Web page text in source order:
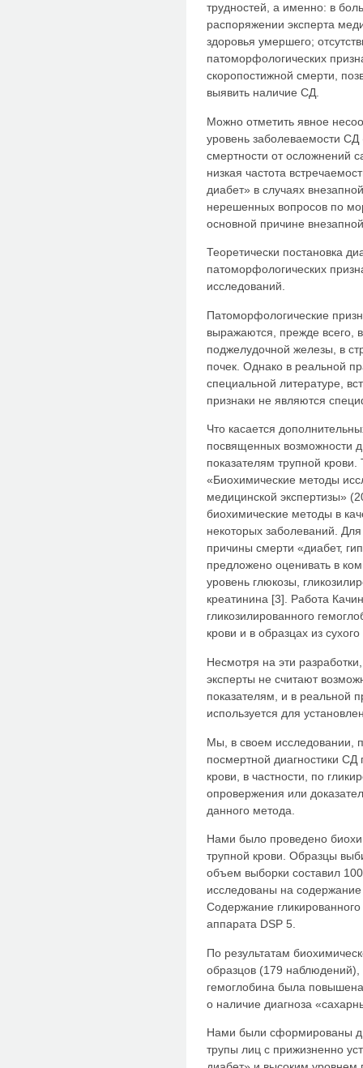
трудностей, а именно: в
распоряжении эксперта
здоровья умершего;
патоморфологических
скоропостижной смерти,
выявить наличие СД.
Можно отметить явное
уровень заболеваемости
смертности от осложнений
низкая частота
диабет» в случаях
нерешенных вопросов по
основной причине
Теоретически постановка
патоморфологических
исследований.
Патоморфологические
выражаются, прежде всего,
поджелудочной железы, в
почек. Однако в реальной
специальной литературе,
признаки не являются
Что касается
посвященных возможности
показателям трупной
«Биохимические методы
медицинской экспертизы»
биохимические методы в
некоторых заболеваний.
причины смерти «диабет,
предложено оценивать в
уровень глюкозы,
креатинина [3]. Работа
гликозилированного
крови и в образцах из
Несмотря на эти
эксперты не считают
показателям, и в реальной
используется для
Мы, в своем исследовании,
посмертной диагностики
крови, в частности, по
опровержения или
данного метода.
Нами было проведено
трупной крови. Образцы
объем выборки составил
исследованы на содержание
Содержание
аппарата DSP 5.
По результатам
образцов (179 наблюдений),
гемоглобина была
о наличие диагноза
Нами были сформированы
трупы лиц с прижизненно